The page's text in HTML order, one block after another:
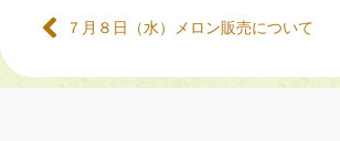
７月８日（水）メロン販売について